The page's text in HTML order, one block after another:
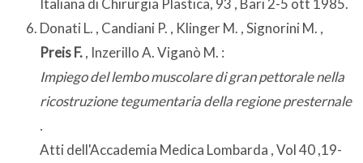
Donati L. , Candiani P. , Klinger M. , Signorini M. ,
Preis F., Inzerillo A. Viganò M. :
Impiego del lembo muscolare di gran pettorale nella
ricostruzione tegumentaria della regione presternale
.
Atti dell'Accademia Medica Lombarda , Vol 40 ,19-